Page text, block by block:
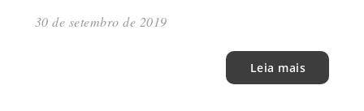
30 de setembro de 2019
Leia mais